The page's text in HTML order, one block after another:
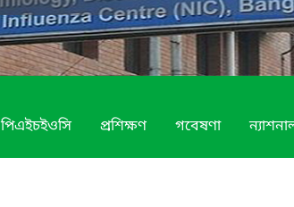
পিএইচইওসি প্রশিক্ষণ গবেষণা